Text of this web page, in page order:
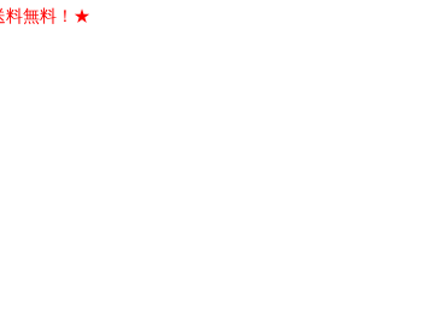
料無料！★